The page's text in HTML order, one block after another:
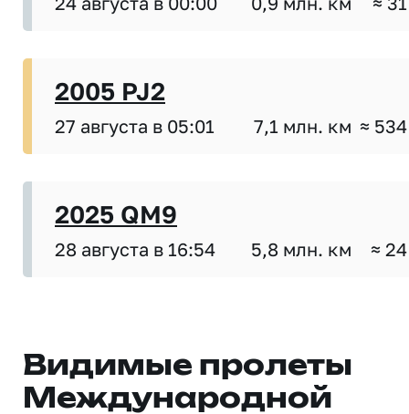
2005 PJ2
27 августа в 05:01 7,1 млн. км ≈
2025 QM9
28 августа в 16:54 5,8 млн. км ≈
Видимые пролеты
Международной